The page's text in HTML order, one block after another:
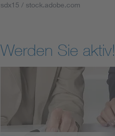
sdx15 / stock.adobe.com
Werden Sie aktiv!